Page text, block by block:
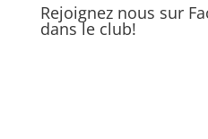
Rejoignez nous sur
dans le club!